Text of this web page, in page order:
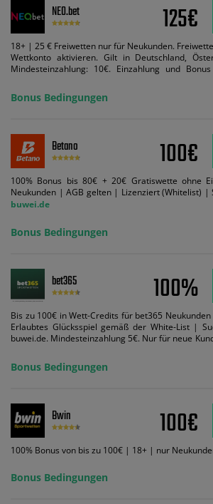
NEO.bet 125€
18+ | 25 € Freiwetten nur für Neukunden.
Wettkonto aktivieren. Gilt in Deutschland,
Mindesteinzahlung: 10€. Einzahlung und
Bedingungen können geändert werden. AGB
Suchtrisiken: buwei.de.
Bonus Bedingungen
Betano 100€
100% Bonus bis 80€ + 20€ Gratiswette ohne
Neukunden | AGB gelten | Lizenziert (Whitelist)
buwei.de
Bonus Bedingungen
bet365 100%
Bis zu 100€ in Wett-Credits für bet365
Erlaubtes Glücksspiel gemäß der White-List |
buwei.de. Mindesteinzahlung 5€. Nur für neue
ein und wir geben Ihnen die entsprechende
Wett-Credits, wenn Sie qualifizierende Wetten im
Wett-Credits aus. Es gelten die AGB, Zeitlimits
Code VIPANGEBOT kann während der
ändert dies den Angebotsbetrag in keinster Weise.
Bonus Bedingungen
Bwin 100€
100% Bonus von bis zu 100€ | 18+ | nur
Bonus Bedingungen